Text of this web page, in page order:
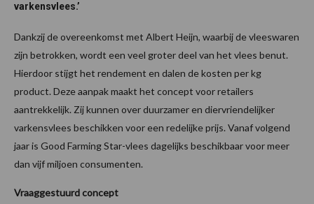
varkensvlees.’
Dankzij de overeenkomst met Albert Heijn, waarbij de vleeswaren
zijn betrokken, wordt een veel groter deel van het vlees benut.
Hierdoor stijgt het rendement en dalen de kosten per kg
product. Deze aanpak maakt het concept voor retailers
aantrekkelijk. Zij kunnen over duurzamer en diervriendelijker
varkensvlees beschikken voor een redelijke prijs. Vanaf volgend
jaar is Good Farming Star-vlees dagelijks beschikbaar voor meer
dan vijf miljoen consumenten.
Vraaggestuurd concept